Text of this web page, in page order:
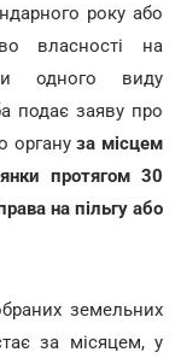
року або
власності на
одного виду
подає заяву про
органуза місцем
протягом 30
на пільгу або
земельних
за місяцем, у